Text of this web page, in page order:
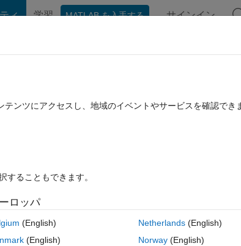
ィ 学習 MATLAB を入手する サインイン
関する FAQ
Excel
0
the data from this excel table. For example; how can I select
ンツにアクセスし、地域のイベントやサービスを確認で
することもできます。
ロッパ
(English)
(English)
Netherlands(English)
Norway(English)